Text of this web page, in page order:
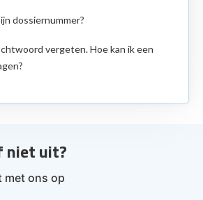
dossiernummer?
vergeten. Hoe kan ik een
niet uit?
met ons op